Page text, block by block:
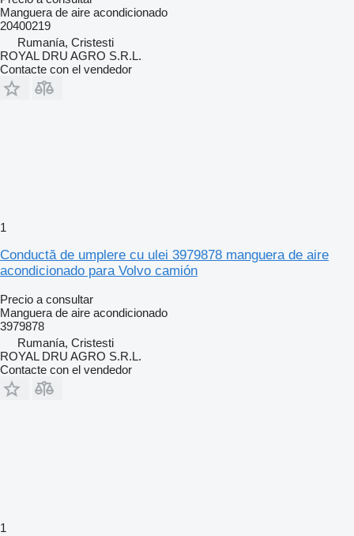
Manguera de aire acondicionado
20400219
Rumanía, Cristesti
ROYAL DRU AGRO S.R.L.
Contacte con el vendedor
1
Conductă de umplere cu ulei 3979878 manguera de aire
acondicionado para Volvo camión
Precio a consultar
Manguera de aire acondicionado
3979878
Rumanía, Cristesti
ROYAL DRU AGRO S.R.L.
Contacte con el vendedor
1